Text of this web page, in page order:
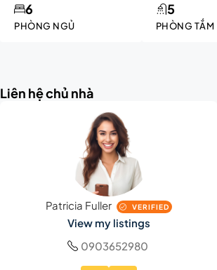
PHÒNG NGỦ
6
PHÒNG TẮM
5
Liên hệ chủ nhà
Patricia Fuller VERIFIED
View my listings
0903652980